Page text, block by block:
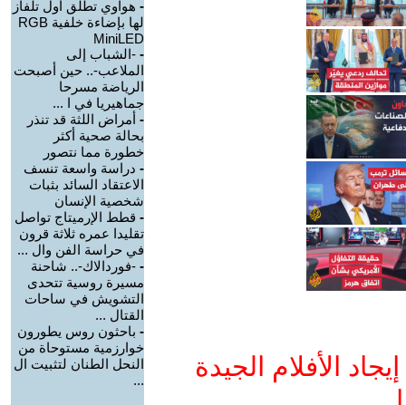
الأفلام الجيدة
- هواوي تطلق أول تلفاز
لها بإضاءة خلفية RGB
MiniLED
- -الشباب إلى
الملاعب-.. حين أصبحت
الرياضة مسرحا
جماهيريا في ا ...
- أمراض اللثة قد تنذر
بحالة صحية أكثر
خطورة مما نتصور
- دراسة واسعة تنسف
الاعتقاد السائد بثبات
شخصية الإنسان
- قطط الإرميتاج تواصل
تقليدا عمره ثلاثة قرون
في حراسة الفن وال ...
- -فوردالاك-.. شاحنة
مسيرة روسية تتحدى
التشويش في ساحات
القتال ...
- باحثون روس يطورون
خوارزمية مستوحاة من
النحل الطنان لتثبيت ال
...